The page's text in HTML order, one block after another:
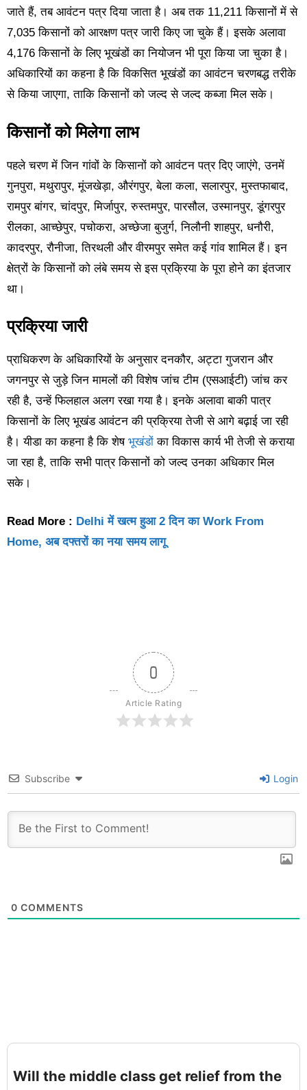
जाते हैं, तब आवंटन पत्र दिया जाता है। अब तक 11,211 किसानों में से
7,035 किसानों को आरक्षण पत्र जारी किए जा चुके हैं। इसके अलावा
4,176 किसानों के लिए भूखंडों का नियोजन भी पूरा किया जा चुका है।
अधिकारियों का कहना है कि विकसित भूखंडों का आवंटन चरणबद्ध तरीके
से किया जाएगा, ताकि किसानों को जल्द से जल्द कब्जा मिल सके।
किसानों को मिलेगा लाभ
पहले चरण में जिन गांवों के किसानों को आवंटन पत्र दिए जाएंगे, उनमें
गुनपुरा, मथुरापुर, मूंजखेड़ा, औरंगपुर, बेला कला, सलारपुर, मुस्तफाबाद,
रामपुर बांगर, चांदपुर, मिर्जापुर, रुस्तमपुर, पारसौल, उस्मानपुर, डूंगरपुर
रीलका, आच्छेपुर, पचोकरा, अच्छेजा बुजुर्ग, निलौनी शाहपुर, धनौरी,
कादरपुर, रौनीजा, तिरथली और वीरमपुर समेत कई गांव शामिल हैं। इन
क्षेत्रों के किसानों को लंबे समय से इस प्रक्रिया के पूरा होने का इंतजार
था।
प्रक्रिया जारी
प्राधिकरण के अधिकारियों के अनुसार दनकौर, अट्टा गुजरान और
जगनपुर से जुड़े जिन मामलों की विशेष जांच टीम (एसआईटी) जांच कर
रही है, उन्हें फिलहाल अलग रखा गया है। इनके अलावा बाकी पात्र
किसानों के लिए भूखंड आवंटन की प्रक्रिया तेजी से आगे बढ़ाई जा रही
है। यीडा का कहना है कि शेष भूखंडों का विकास कार्य भी तेजी से कराया
जा रहा है, ताकि सभी पात्र किसानों को जल्द उनका अधिकार मिल
सके।
Read More : Delhi में खत्म हुआ 2 दिन का Work From
Home, अब दफ्तरों का नया समय लागू
0
Article Rating
Subscribe Login
0 COMMENTS
Will the middle class get relief from the